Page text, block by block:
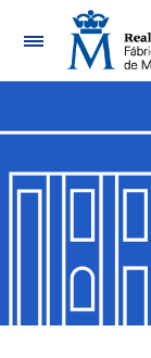
Erakutsi/
Erakutsi/
Erakutsi/